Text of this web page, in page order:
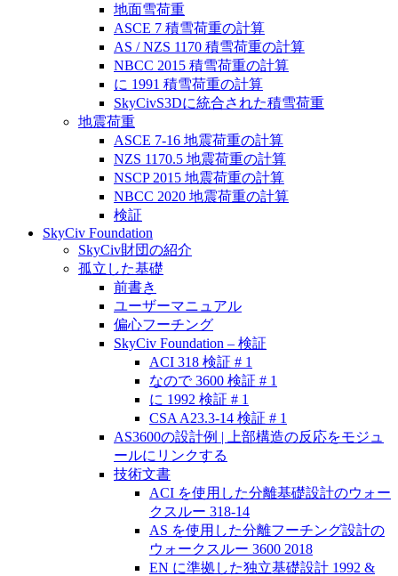
地面雪荷重
ASCE 7 積雪荷重の計算
AS / NZS 1170 積雪荷重の計算
NBCC 2015 積雪荷重の計算
に 1991 積雪荷重の計算
SkyCivS3Dに統合された積雪荷重
地震荷重
ASCE 7-16 地震荷重の計算
NZS 1170.5 地震荷重の計算
NSCP 2015 地震荷重の計算
NBCC 2020 地震荷重の計算
検証
SkyCiv Foundation
SkyCiv財団の紹介
孤立した基礎
前書き
ユーザーマニュアル
偏心フーチング
SkyCiv Foundation – 検証
ACI 318 検証 # 1
なので 3600 検証 # 1
に 1992 検証 # 1
CSA A23.3-14 検証 # 1
AS3600の設計例 | 上部構造の反応をモジュ
ールにリンクする
技術文書
ACI を使用した分離基礎設計のウォー
クスルー 318-14
AS を使用した分離フーチング設計の
ウォークスルー 3600 2018
EN に準拠した独立基礎設計 1992 &